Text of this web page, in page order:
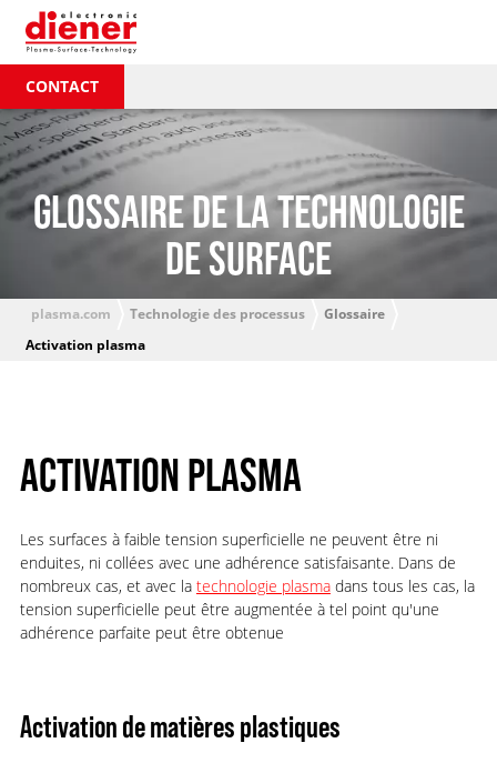
CONTACT
GLOSSAIRE DE LA TECHNOLOGIE
DE SURFACE
plasma.com Technologie des processus
Glossaire
Activation plasma
ACTIVATION PLASMA
Les surfaces à faible tension superficielle ne peuvent être ni
enduites, ni collées avec une adhérence satisfaisante. Dans de
nombreux cas, et avec la technologie plasmadans tous les cas, la
tension superficielle peut être augmentée à tel point qu'une
adhérence parfaite peut être obtenue
Activation de matières plastiques